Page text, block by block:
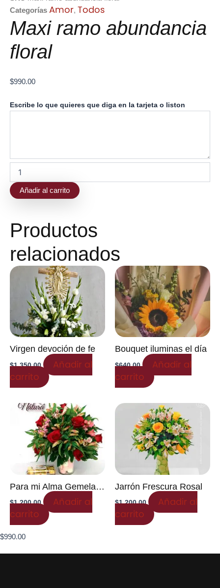
Categorías Amor, Todos
Maxi ramo abundancia
floral
$990.00
Escribe lo que quieres que diga en la tarjeta o liston
Maxi
ramo
Añadir al carrito
Productos
relacionados
Virgen devoción de fe
$1,350.00
Añadir al
carrito
Bouquet iluminas el día
$640.00
Añadir al
carrito
Para mi Alma Gemela…
$1,200.00
Añadir al
carrito
Jarrón Frescura Rosal
$1,200.00
Añadir al
carrito
$990.00